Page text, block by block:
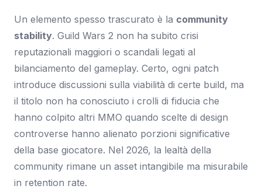
Un elemento spesso trascurato è la community
stability. Guild Wars 2 non ha subito crisi
reputazionali maggiori o scandali legati al
bilanciamento del gameplay. Certo, ogni patch
introduce discussioni sulla viabilità di certe build, ma
il titolo non ha conosciuto i crolli di fiducia che
hanno colpito altri MMO quando scelte di design
controverse hanno alienato porzioni significative
della base giocatore. Nel 2026, la lealtà della
community rimane un asset intangibile ma misurabile
in retention rate.